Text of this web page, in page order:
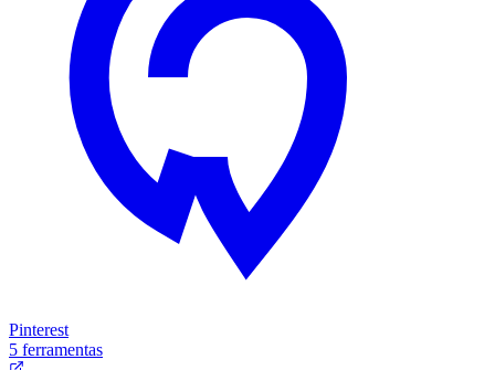
Pinterest
5 ferramentas